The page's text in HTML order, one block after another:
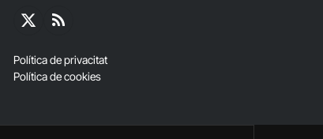
X
RSS
Política de privacitat
Política de cookies